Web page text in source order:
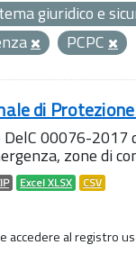
giuridico e
PCPC
di
00076-2017
zone di
Excel XLSX CSV
accedere al registro